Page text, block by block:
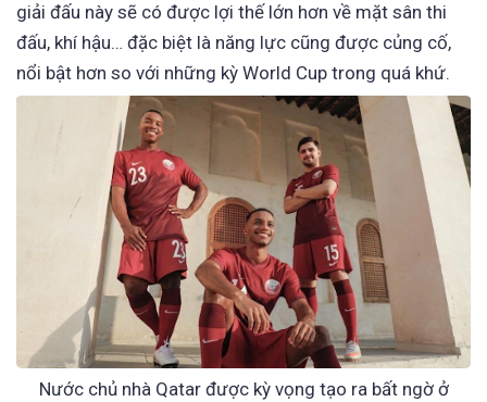
giải đấu này sẽ có được lợi thế lớn hơn về mặt sân thi
đấu, khí hậu… đặc biệt là năng lực cũng được củng cố,
nổi bật hơn so với những kỳ World Cup trong quá khứ.
Nước chủ nhà Qatar được kỳ vọng tạo ra bất ngờ ở